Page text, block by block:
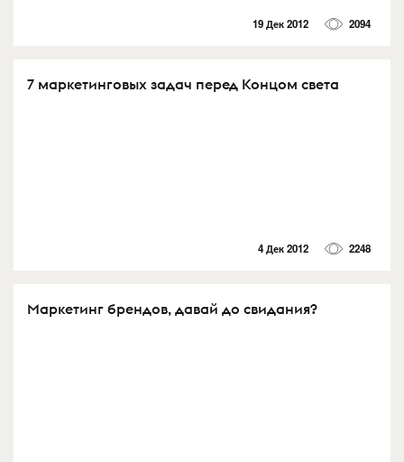
19 Дек 2012 2094
7 маркетинговых задач перед Концом света
4 Дек 2012 2248
Маркетинг брендов, давай до свидания?